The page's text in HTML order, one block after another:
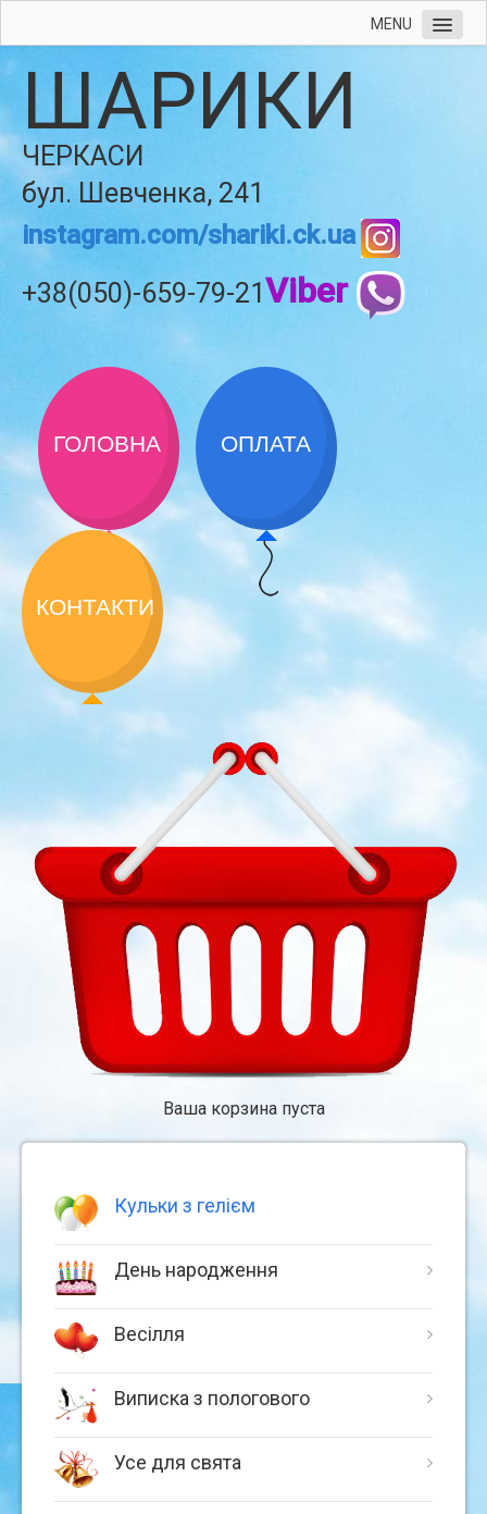
MENU
ШАРИКИ
ЧЕРКАСИ
бул. Шевченка, 241
instagram.com/shariki.ck.ua
+38(050)-659-79-21Viber
ГОЛОВНА ОПЛАТА
КОНТАКТИ
Ваша корзина пуста
Кульки з гелієм
День народження
Весілля
Виписка з пологового
Усе для свята